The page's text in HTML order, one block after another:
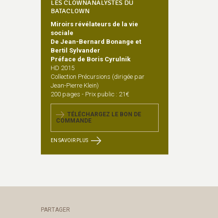
LES CLOWNANALYSTES DU
BATACLOWN
Miroirs révélateurs de la vie
sociale
De Jean-Bernard Bonange et
Bertil Sylvander
Préface de Boris Cyrulnik
HD 2015
Collection Précursions (dirigée par
Jean-Pierre Klein)
200 pages - Prix public : 21€
TÉLÉCHARGEZ LE BON DE
COMMANDE
EN SAVOIR PLUS
PARTAGER